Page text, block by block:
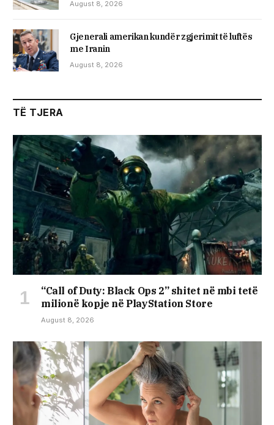
August 8, 2026
Gjenerali amerikan kundër zgjerimit të luftës
me Iranin
August 8, 2026
TË TJERA
“Call of Duty: Black Ops 2” shitet në mbi tetë
milionë kopje në PlayStation Store
August 8, 2026